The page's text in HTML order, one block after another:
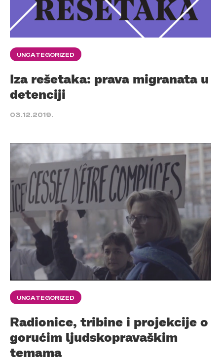
UNCATEGORIZED
Iza rešetaka: prava migranata u
detenciji
03.12.2019.
UNCATEGORIZED
Radionice, tribine i projekcije o
gorućim ljudskopravaškim
temama